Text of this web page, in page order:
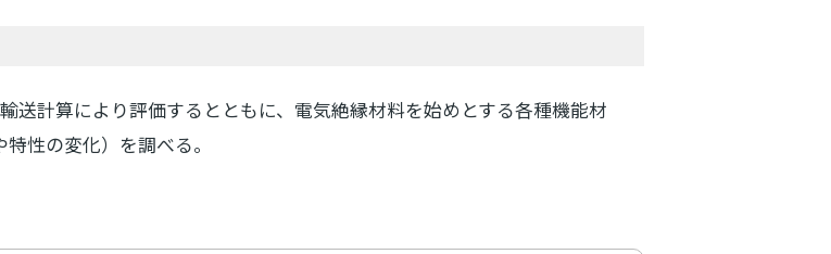
送計算により評価するとともに、電気絶縁材料を始めとする各種機能材
性の変化）を調べる。